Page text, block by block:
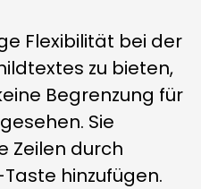
Flexibilität bei der
zu bieten,
Begrenzung für
Sie
Zeilen durch
hinzufügen.